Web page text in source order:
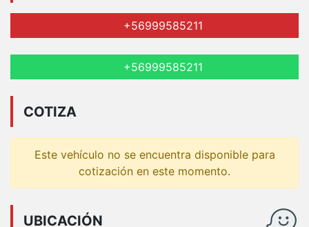
+56999585211
+56999585211
COTIZA
Este vehículo no se encuentra disponible para
cotización en este momento.
UBICACIÓN